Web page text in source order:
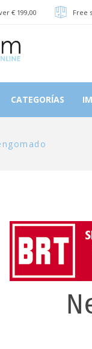
€ 199,00 Free
CATEGORÍAS